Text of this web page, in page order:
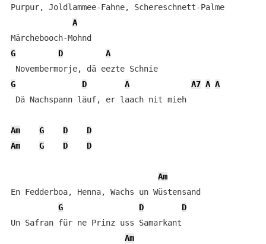
Purpur, Joldlammee-Fahne, Schereschnett-Palme
A
G
D
A
Novembermorje, dä eezte Schnie
G
D A A7 A A
Dä Nachspann läuf, er laach nit mieh
Am G D
D
Am
G D D
Am
En Fedderboa, Henna, Wachs un Wüstensand
G
D
D
Un Safran für ne Prinz uss Samarkant
Am